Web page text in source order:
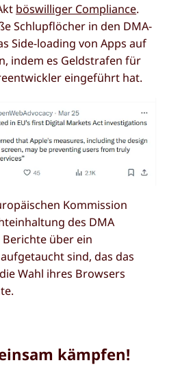
böswilliger Compliance.
Schlupflöcher in den DMA-
Side-loading von Apps auf
indem es Geldstrafen für
eingeführt hat.
Kommission
des DMA
über ein
sind, das das
Wahl ihres Browsers
kämpfen!